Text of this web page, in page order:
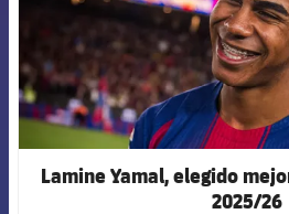
Lamine Yamal, elegido
2025/26